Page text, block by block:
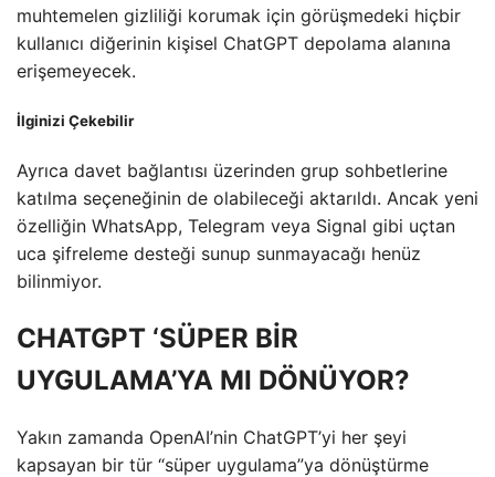
muhtemelen gizliliği korumak için görüşmedeki hiçbir
kullanıcı diğerinin kişisel ChatGPT depolama alanına
erişemeyecek.
İlginizi Çekebilir
Ayrıca davet bağlantısı üzerinden grup sohbetlerine
katılma seçeneğinin de olabileceği aktarıldı. Ancak yeni
özelliğin WhatsApp, Telegram veya Signal gibi uçtan
uca şifreleme desteği sunup sunmayacağı henüz
bilinmiyor.
CHATGPT ‘SÜPER BİR
UYGULAMA’YA MI DÖNÜYOR?
Yakın zamanda OpenAI’nin ChatGPT’yi her şeyi
kapsayan bir tür “süper uygulama”ya dönüştürme